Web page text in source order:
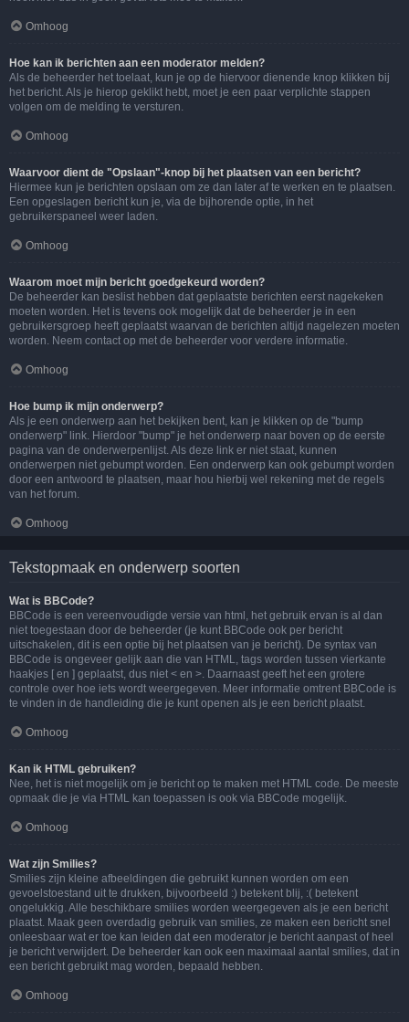
Omhoog
Hoe kan ik berichten aan een moderator melden?
Als de beheerder het toelaat, kun je op de hiervoor dienende knop klikken bij
het bericht. Als je hierop geklikt hebt, moet je een paar verplichte stappen
volgen om de melding te versturen.
Omhoog
Waarvoor dient de "Opslaan"-knop bij het plaatsen van een bericht?
Hiermee kun je berichten opslaan om ze dan later af te werken en te plaatsen.
Een opgeslagen bericht kun je, via de bijhorende optie, in het
gebruikerspaneel weer laden.
Omhoog
Waarom moet mijn bericht goedgekeurd worden?
De beheerder kan beslist hebben dat geplaatste berichten eerst nagekeken
moeten worden. Het is tevens ook mogelijk dat de beheerder je in een
gebruikersgroep heeft geplaatst waarvan de berichten altijd nagelezen moeten
worden. Neem contact op met de beheerder voor verdere informatie.
Omhoog
Hoe bump ik mijn onderwerp?
Als je een onderwerp aan het bekijken bent, kan je klikken op de "bump
onderwerp" link. Hierdoor "bump" je het onderwerp naar boven op de eerste
pagina van de onderwerpenlijst. Als deze link er niet staat, kunnen
onderwerpen niet gebumpt worden. Een onderwerp kan ook gebumpt worden
door een antwoord te plaatsen, maar hou hierbij wel rekening met de regels
van het forum.
Omhoog
Tekstopmaak en onderwerp soorten
Wat is BBCode?
BBCode is een vereenvoudigde versie van html, het gebruik ervan is al dan
niet toegestaan door de beheerder (je kunt BBCode ook per bericht
uitschakelen, dit is een optie bij het plaatsen van je bericht). De syntax van
BBCode is ongeveer gelijk aan die van HTML, tags worden tussen vierkante
haakjes [ en ] geplaatst, dus niet < en >. Daarnaast geeft het een grotere
controle over hoe iets wordt weergegeven. Meer informatie omtrent BBCode is
te vinden in de handleiding die je kunt openen als je een bericht plaatst.
Omhoog
Kan ik HTML gebruiken?
Nee, het is niet mogelijk om je bericht op te maken met HTML code. De meeste
opmaak die je via HTML kan toepassen is ook via BBCode mogelijk.
Omhoog
Wat zijn Smilies?
Smilies zijn kleine afbeeldingen die gebruikt kunnen worden om een
gevoelstoestand uit te drukken, bijvoorbeeld :) betekent blij, :( betekent
ongelukkig. Alle beschikbare smilies worden weergegeven als je een bericht
plaatst. Maak geen overdadig gebruik van smilies, ze maken een bericht snel
onleesbaar wat er toe kan leiden dat een moderator je bericht aanpast of heel
je bericht verwijdert. De beheerder kan ook een maximaal aantal smilies, dat in
een bericht gebruikt mag worden, bepaald hebben.
Omhoog